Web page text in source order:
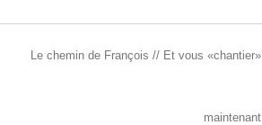
Le chemin de François // Et vous «chantier»
maintenant